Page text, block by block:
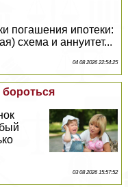
погашения ипотеки:
схема и аннуитет...
04 08 2026 22:54:25
бороться
03 08 2026 15:57:52